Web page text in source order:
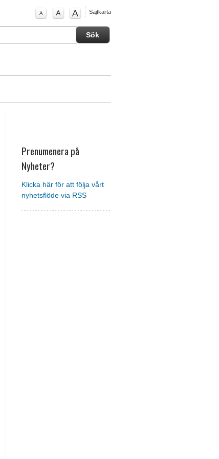
Sajtkarta
Prenumenera på
Nyheter?
Klicka här för att följa vårt
nyhetsflöde via RSS